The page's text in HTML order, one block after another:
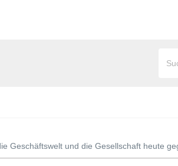
und die Gesellschaft heute